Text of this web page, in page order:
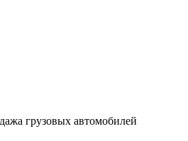
грузовых автомобилей